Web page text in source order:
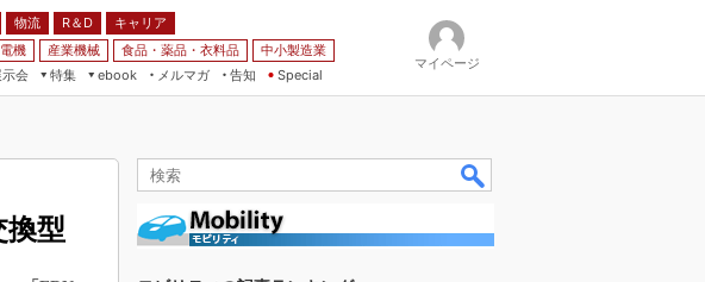
物流 R＆D
キャリア
電機 産業機械 食品・薬品・衣料品
中小製造業
示会
特集
ebook
メルマガ
告知 Special
マイページ
型